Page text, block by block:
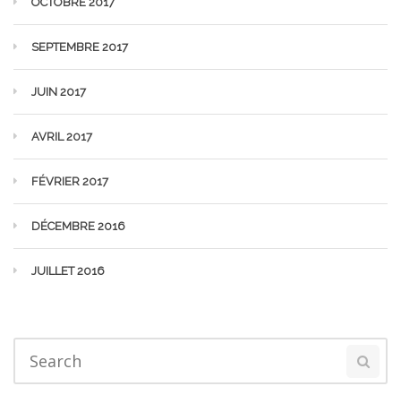
SEPTEMBRE 2017
JUIN 2017
AVRIL 2017
FÉVRIER 2017
DÉCEMBRE 2016
JUILLET 2016